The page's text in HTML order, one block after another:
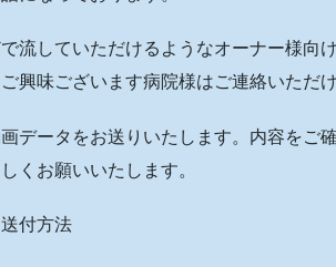
流していただけるようなオーナー様向
興味ございます病院様はご連絡いただ
データをお送りいたします。内容をご
くお願いいたします。
付方法